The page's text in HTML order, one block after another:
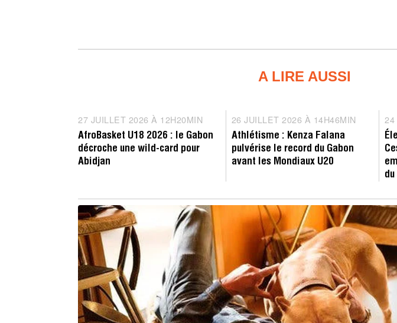
A LIRE AUSSI
27 JUILLET 2026 À 12H20MIN
7
E
T
2
0
2
6
À
1
2
H
AfroBasket U18 2026 : le Gabon
décroche une wild-card pour
Abidjan
26 JUILLET 2026 À 14H46MIN
E
T
2
0
2
À
1
4
H
4
Athlétisme : Kenza Falana
pulvérise le record du Gabon
avant les Mondiaux U20